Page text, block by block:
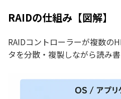
RAIDの仕組み【図解】
RAIDコントローラーが複数の
タを分散・複製しながら読み書